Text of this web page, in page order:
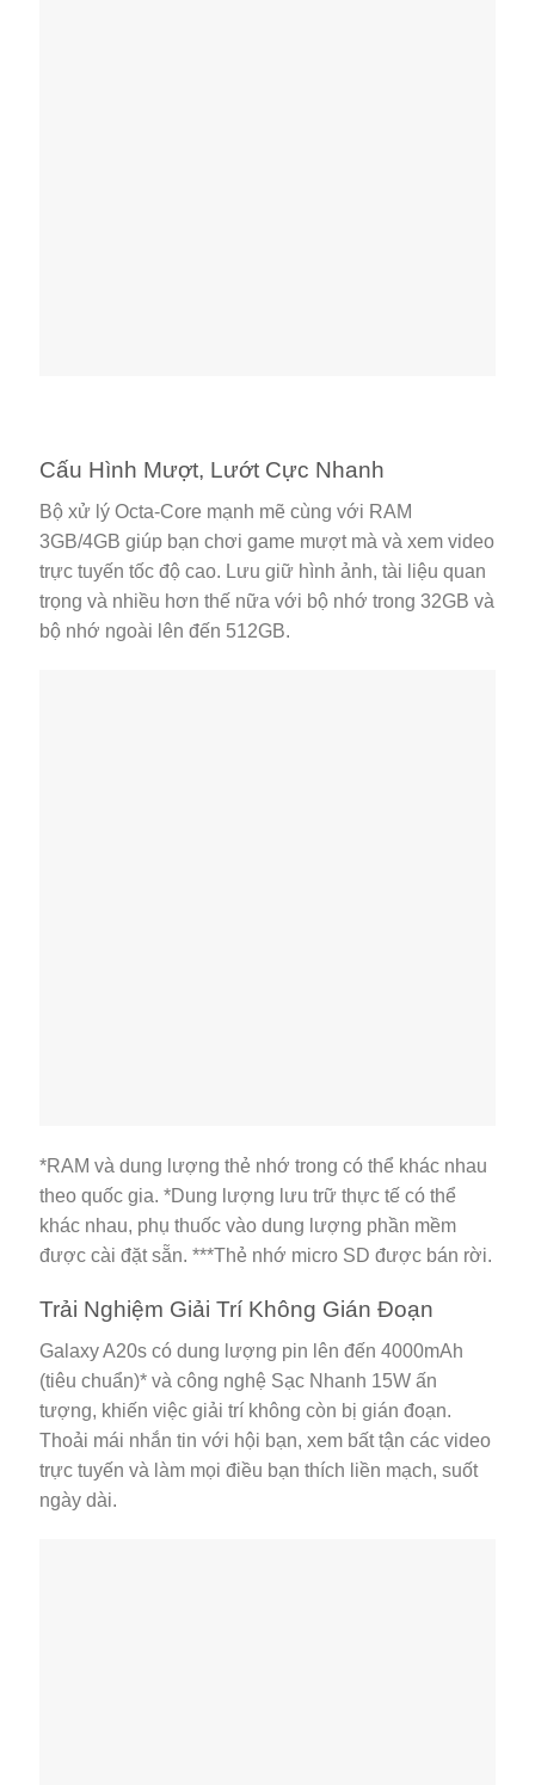
Cấu Hình Mượt, Lướt Cực Nhanh
Bộ xử lý Octa-Core mạnh mẽ cùng với RAM
3GB/4GB giúp bạn chơi game mượt mà và xem video
trực tuyến tốc độ cao. Lưu giữ hình ảnh, tài liệu quan
trọng và nhiều hơn thế nữa với bộ nhớ trong 32GB và
bộ nhớ ngoài lên đến 512GB.
*RAM và dung lượng thẻ nhớ trong có thể khác nhau
theo quốc gia. *Dung lượng lưu trữ thực tế có thể
khác nhau, phụ thuốc vào dung lượng phần mềm
được cài đặt sẵn. ***Thẻ nhớ micro SD được bán rời.
Trải Nghiệm Giải Trí Không Gián Đoạn
Galaxy A20s có dung lượng pin lên đến 4000mAh
(tiêu chuẩn)* và công nghệ Sạc Nhanh 15W ấn
tượng, khiến việc giải trí không còn bị gián đoạn.
Thoải mái nhắn tin với hội bạn, xem bất tận các video
trực tuyến và làm mọi điều bạn thích liền mạch, suốt
ngày dài.